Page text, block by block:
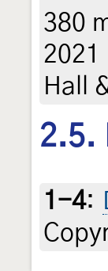
380
Hall
2.5.
1-4: